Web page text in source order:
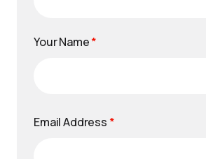
Your Name*
Email Address *